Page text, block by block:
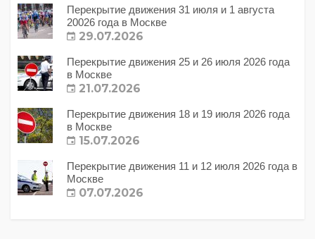
Перекрытие движения 31 июля и 1 августа
20026 года в Москве
29.07.2026
Перекрытие движения 25 и 26 июля 2026 года
в Москве
21.07.2026
Перекрытие движения 18 и 19 июля 2026 года
в Москве
15.07.2026
Перекрытие движения 11 и 12 июля 2026 года в
Москве
07.07.2026